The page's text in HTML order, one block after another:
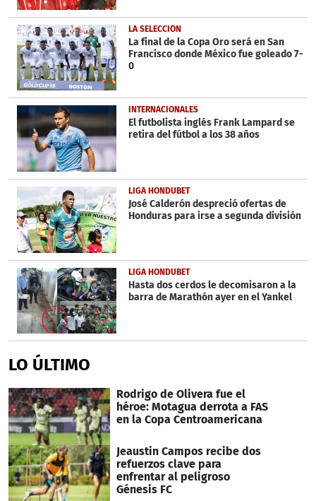
LA SELECCIÓN
La final de la Copa Oro será en San
Francisco donde México fue goleado 7-
0
INTERNACIONALES
El futbolista inglés Frank Lampard se
retira del fútbol a los 38 años
LIGA HONDUBET
José Calderón despreció ofertas de
Honduras para irse a segunda división
LIGA HONDUBET
Hasta dos cerdos le decomisaron a la
barra de Marathón ayer en el Yankel
LO ÚLTIMO
Rodrigo de Olivera fue el
héroe: Motagua derrota a FAS
en la Copa Centroamericana
Jeaustin Campos recibe dos
refuerzos clave para
enfrentar al peligroso
Génesis FC